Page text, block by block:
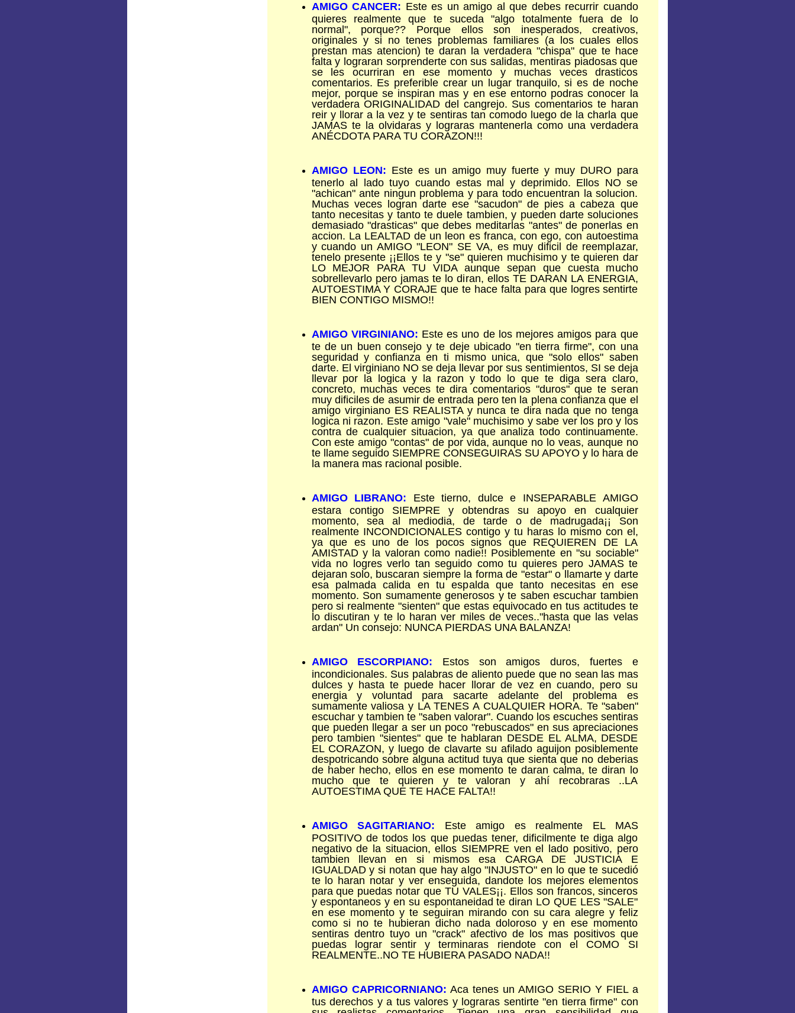
AMIGO CANCER: Este es un amigo al que debes recurrir cuando
quieres realmente que te suceda "algo totalmente fuera de lo
normal", porque?? Porque ellos son inesperados, creativos,
originales y si no tenes problemas familiares (a los cuales ellos
prestan mas atencion) te daran la verdadera "chispa" que te hace
falta y lograran sorprenderte con sus salidas, mentiras piadosas que
se les ocurriran en ese momento y muchas veces drasticos
comentarios. Es preferible crear un lugar tranquilo, si es de noche
mejor, porque se inspiran mas y en ese entorno podras conocer la
verdadera ORIGINALIDAD del cangrejo. Sus comentarios te haran
reir y llorar a la vez y te sentiras tan comodo luego de la charla que
JAMAS te la olvidaras y lograras mantenerla como una verdadera
ANÉCDOTA PARA TU CORAZON!!!
AMIGO LEON: Este es un amigo muy fuerte y muy DURO para
tenerlo al lado tuyo cuando estas mal y deprimido. Ellos NO se
"achican" ante ningun problema y para todo encuentran la solucion.
Muchas veces logran darte ese "sacudon" de pies a cabeza que
tanto necesitas y tanto te duele tambien, y pueden darte soluciones
demasiado "drasticas" que debes meditarlas "antes" de ponerlas en
accion. La LEALTAD de un leon es franca, con ego, con autoestima
y cuando un AMIGO "LEON" SE VA, es muy dificil de reemplazar,
tenelo presente ¡¡Ellos te y "se" quieren muchisimo y te quieren dar
LO MEJOR PARA TU VIDA aunque sepan que cuesta mucho
sobrellevarlo pero jamas te lo diran, ellos TE DARAN LA ENERGIA,
AUTOESTIMA Y CORAJE que te hace falta para que logres sentirte
BIEN CONTIGO MISMO!!
AMIGO VIRGINIANO: Este es uno de los mejores amigos para que
te de un buen consejo y te deje ubicado "en tierra firme", con una
seguridad y confianza en ti mismo unica, que "solo ellos" saben
darte. El virginiano NO se deja llevar por sus sentimientos, SI se deja
llevar por la logica y la razon y todo lo que te diga sera claro,
concreto, muchas veces te dira comentarios "duros" que te seran
muy dificiles de asumir de entrada pero ten la plena confianza que el
amigo virginiano ES REALISTA y nunca te dira nada que no tenga
logica ni razon. Este amigo "vale" muchisimo y sabe ver los pro y los
contra de cualquier situacion, ya que analiza todo continuamente.
Con este amigo "contas" de por vida, aunque no lo veas, aunque no
te llame seguido SIEMPRE CONSEGUIRAS SU APOYO y lo hara de
la manera mas racional posible.
AMIGO LIBRANO: Este tierno, dulce e INSEPARABLE AMIGO
estara contigo SIEMPRE y obtendras su apoyo en cualquier
momento, sea al mediodia, de tarde o de madrugada¡¡ Son
realmente INCONDICIONALES contigo y tu haras lo mismo con el,
ya que es uno de los pocos signos que REQUIEREN DE LA
AMISTAD y la valoran como nadie!! Posiblemente en "su sociable"
vida no logres verlo tan seguido como tu quieres pero JAMAS te
dejaran solo, buscaran siempre la forma de "estar" o llamarte y darte
esa palmada calida en tu espalda que tanto necesitas en ese
momento. Son sumamente generosos y te saben escuchar tambien
pero si realmente "sienten" que estas equivocado en tus actitudes te
lo discutiran y te lo haran ver miles de veces.."hasta que las velas
ardan" Un consejo: NUNCA PIERDAS UNA BALANZA!
AMIGO ESCORPIANO: Estos son amigos duros, fuertes e
incondicionales. Sus palabras de aliento puede que no sean las mas
dulces y hasta te puede hacer llorar de vez en cuando, pero su
energia y voluntad para sacarte adelante del problema es
sumamente valiosa y LA TENES A CUALQUIER HORA. Te "saben"
escuchar y tambien te "saben valorar". Cuando los escuches sentiras
que pueden llegar a ser un poco "rebuscados" en sus apreciaciones
pero tambien "sientes" que te hablaran DESDE EL ALMA, DESDE
EL CORAZON, y luego de clavarte su afilado aguijon posiblemente
despotricando sobre alguna actitud tuya que sienta que no deberias
de haber hecho, ellos en ese momento te daran calma, te diran lo
mucho que te quieren y te valoran y ahí recobraras ..LA
AUTOESTIMA QUE TE HACE FALTA!!
AMIGO SAGITARIANO: Este amigo es realmente EL MAS
POSITIVO de todos los que puedas tener, dificilmente te diga algo
negativo de la situacion, ellos SIEMPRE ven el lado positivo, pero
tambien llevan en si mismos esa CARGA DE JUSTICIA E
IGUALDAD y si notan que hay algo "INJUSTO" en lo que te sucedió
te lo haran notar y ver enseguida, dandote los mejores elementos
para que puedas notar que TU VALES¡¡. Ellos son francos, sinceros
y espontaneos y en su espontaneidad te diran LO QUE LES "SALE"
en ese momento y te seguiran mirando con su cara alegre y feliz
como si no te hubieran dicho nada doloroso y en ese momento
sentiras dentro tuyo un "crack" afectivo de los mas positivos que
puedas lograr sentir y terminaras riendote con el COMO SI
REALMENTE..NO TE HUBIERA PASADO NADA!!
AMIGO CAPRICORNIANO: Aca tenes un AMIGO SERIO Y FIEL a
tus derechos y a tus valores y lograras sentirte "en tierra firme" con